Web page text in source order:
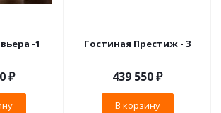
-1
₽
Гостиная Престиж - 3
439 550₽
В корзину